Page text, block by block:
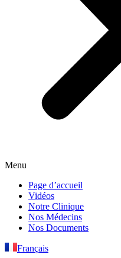
Menu
Page d’accueil
Vidéos
Notre Clinique
Nos Médecins
Nos Documents
Français